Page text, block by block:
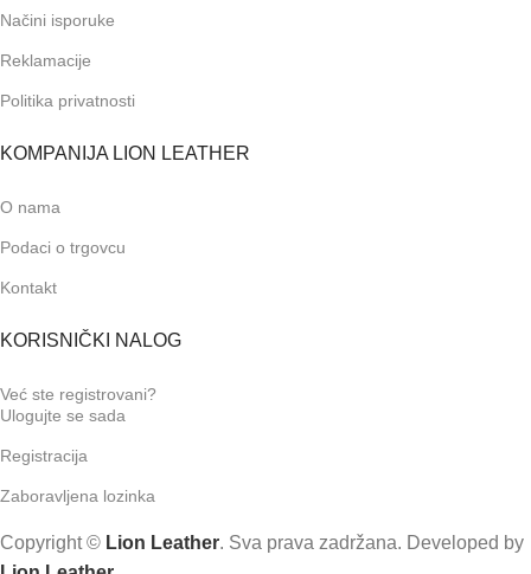
Načini isporuke
Reklamacije
Politika privatnosti
KOMPANIJA LION LEATHER
O nama
Podaci o trgovcu
Kontakt
KORISNIČKI NALOG
Već ste registrovani?
Ulogujte se sada
Registracija
Zaboravljena lozinka
Copyright © Lion Leather. Sva prava zadržana. Developed by